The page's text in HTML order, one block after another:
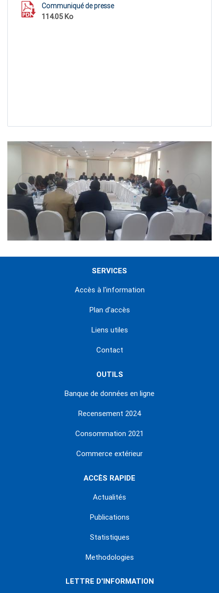
Communiqué de presse
114.05 Ko
SERVICES
Accès à l'information
Plan d'accès
Liens utiles
Contact
OUTILS
Banque de données en ligne
Recensement 2024
Consommation 2021
Commerce extérieur
ACCÈS RAPIDE
Actualités
Publications
Statistiques
Methodologies
LETTRE D'INFORMATION